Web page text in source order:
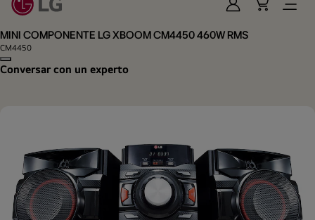
Iniciar
Sesión
Cart
Open
MINI COMPONENTE LG XBOOM CM4450 460W RMS
CM4450
Copy model name
Conversar con un experto